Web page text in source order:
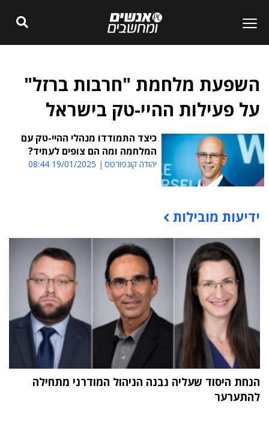
השפעת מלחמת "חרבות ברזל"
על פעילות ההיי-טק בישראל
כיצד התמודדו מנהלי ההיי-טק עם
המלחמה ומה הם צופים לעתיד?
יהודה קונפורטס 19/01/2025 08:44
תוכן פרסומי
ידיעות מובילות
הנחת היסוד שעליה נבנה הניהול המודרני מתחילה
להתערער